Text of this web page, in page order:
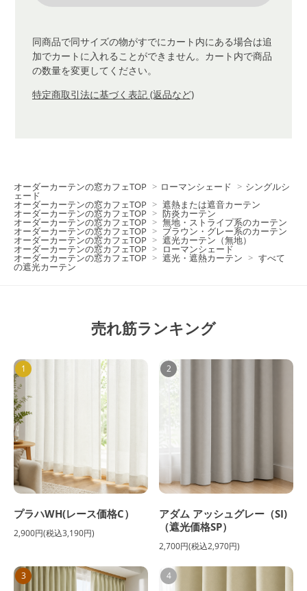
同商品で同サイズの物がすでにカート内にある場合は追
加でカートに入れることができません。カート内で商品
の数量を変更してください。
特定商取引法に基づく表記 (返品など)
オーダーカーテンの窓カフェTOP > ローマンシェード > シングルシ
ェード
オーダーカーテンの窓カフェTOP > 遮熱または遮音カーテン
オーダーカーテンの窓カフェTOP > 防炎カーテン
オーダーカーテンの窓カフェTOP > 無地・ストライプ系のカーテン
オーダーカーテンの窓カフェTOP > ブラウン・グレー系のカーテン
オーダーカーテンの窓カフェTOP > 遮光カーテン（無地）
オーダーカーテンの窓カフェTOP > ローマンシェード
オーダーカーテンの窓カフェTOP > 遮光・遮熱カーテン > すべて
の遮光カーテン
売れ筋ランキング
1
プラハWH(レース価格C）
2,900円(税込3,190円)
2
アダム アッシュグレー（SI)
（遮光価格SP）
2,700円(税込2,970円)
3 4